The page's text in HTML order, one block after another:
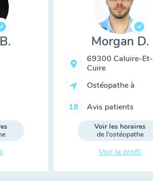
Morgan D.
69300 Caluire-Et-
Cuire
Ostéopathe à
18 Avis patients
Voir les horaires
de l'ostéopathe
Voir le profil